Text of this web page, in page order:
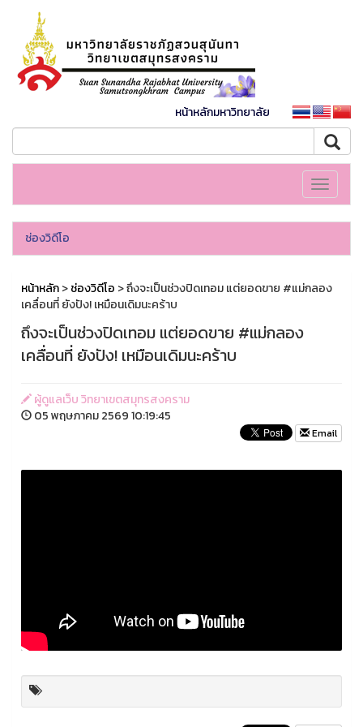
หน้าหลักมหาวิทยาลัย
Toggle
ช่องวิดีโอ
หน้าหลัก>ช่องวิดีโอ > ถึงจะเป็นช่วงปิดเทอม แต่ยอดขาย #แม่กลอง
เคลื่อนที่ ยังปัง! เหมือนเดิมนะคร้าบ
ถึงจะเป็นช่วงปิดเทอม แต่ยอดขาย #แม่กลอง
เคลื่อนที่ ยังปัง! เหมือนเดิมนะคร้าบ
ผู้ดูแลเว็บ วิทยาเขตสมุทรสงคราม
05 พฤษภาคม 2569 10:19:45
Email